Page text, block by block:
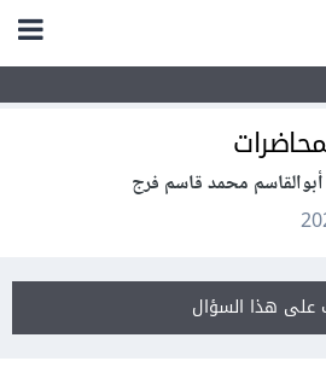
محمد قاسم فرج
على هذا السؤال